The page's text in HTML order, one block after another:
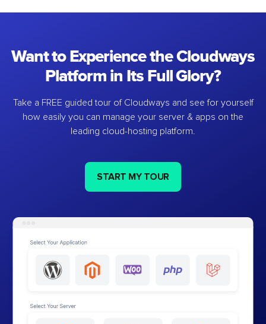
Want to Experience the Cloudways
Platform in Its Full Glory?
Take a FREE guided tour of Cloudways and see for yourself
how easily you can manage your server & apps on the
leading cloud-hosting platform.
START MY TOUR